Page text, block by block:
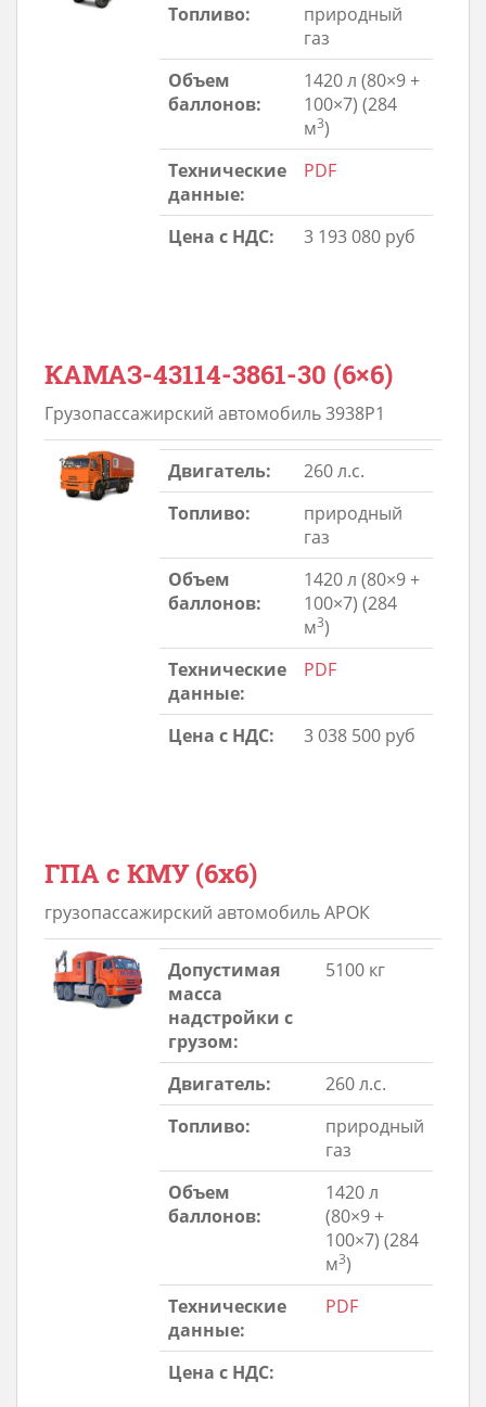
Топливо:
природный
газ
Объем
баллонов:
1420 л (80×9 +
100×7) (284
м3)
Технические
данные:
PDF
Цена с НДС: 3 193 080 руб
КАМАЗ-43114-3861-30 (6×6)
Грузопассажирский автомобиль 3938Р1
Двигатель:
260 л.с.
Топливо:
природный
газ
Объем
баллонов:
1420 л (80×9 +
100×7) (284
м3)
Технические
данные:
PDF
Цена с НДС: 3 038 500 руб
ГПА с КМУ (6х6)
грузопассажирский автомобиль АРОК
Допустимая
масса
надстройки с
грузом:
5100 кг
Двигатель:
260 л.с.
Топливо:
природный
газ
Объем
баллонов:
1420 л
(80×9 +
100×7) (284
м3)
Технические
данные:
PDF
Цена с НДС: